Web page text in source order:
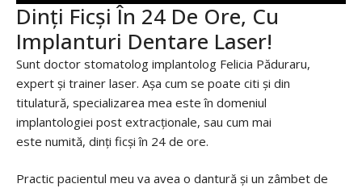
Dinți Ficși În 24 De Ore, Cu
Implanturi Dentare Laser!
Sunt doctor stomatolog implantolog Felicia Păduraru,
expert și trainer laser. Așa cum se poate citi și din
titulatură, specializarea mea este în domeniul
implantologiei post extracționale, sau cum mai
este numită, dinți ficși în 24 de ore.
Practic pacientul meu va avea o dantură și un zâmbet de